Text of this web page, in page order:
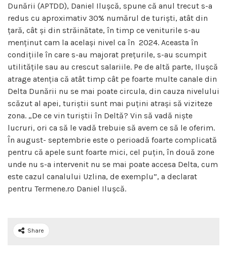
Dunării (APTDD), Daniel Ilușcă, spune că anul trecut s-a
redus cu aproximativ 30% numărul de turiști, atât din
țară, cât și din străinătate, în timp ce veniturile s-au
menținut cam la același nivel ca în 2024. Aceasta în
condițiile în care s-au majorat prețurile, s-au scumpit
utilitățile sau au crescut salariile. Pe de altă parte, Ilușcă
atrage atenția că atât timp cât pe foarte multe canale din
Delta Dunării nu se mai poate circula, din cauza nivelului
scăzut al apei, turiștii sunt mai puțini atrași să viziteze
zona. „De ce vin turiștii în Deltă? Vin să vadă niște
lucruri, ori ca să le vadă trebuie să avem ce să le oferim.
În august- septembrie este o perioadă foarte complicată
pentru că apele sunt foarte mici, cel puțin, în două zone
unde nu s-a intervenit nu se mai poate accesa Delta, cum
este cazul canalului Uzlina, de exemplu”, a declarat
pentru Termene.ro Daniel Ilușcă.
Share